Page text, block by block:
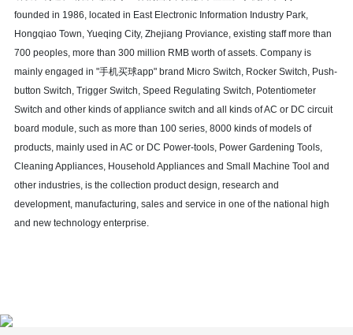
founded in 1986, located in East Electronic Information Industry Park,
Hongqiao Town, Yueqing City, Zhejiang Proviance, existing staff more than
700 peoples, more than 300 million RMB worth of assets. Company is
mainly engaged in "手机买球app" brand Micro Switch, Rocker Switch, Push-
button Switch, Trigger Switch, Speed Regulating Switch, Potentiometer
Switch and other kinds of appliance switch and all kinds of AC or DC circuit
board module, such as more than 100 series, 8000 kinds of models of
products, mainly used in AC or DC Power-tools, Power Gardening Tools,
Cleaning Appliances, Household Appliances and Small Machine Tool and
other industries, is the collection product design, research and
development, manufacturing, sales and service in one of the national high
and new technology enterprise.